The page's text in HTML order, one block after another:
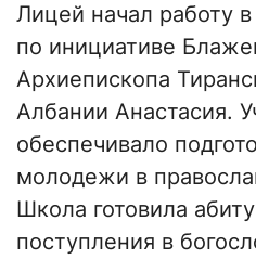
Лицей начал работу
по инициативе
Архиепископа
Албании Анастасия.
обеспечивало
молодежи в
Школа готовила
поступления в